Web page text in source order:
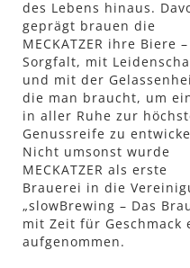
des Lebens hinaus.
geprägt brauen die
MECKATZER ihre Biere
Sorgfalt, mit
und mit der
die man braucht, um
in aller Ruhe zur
Genussreife zu
Nicht umsonst wurde
MECKATZER als erste
Brauerei in die
„slowBrewing – Das
mit Zeit für Geschmack
aufgenommen.